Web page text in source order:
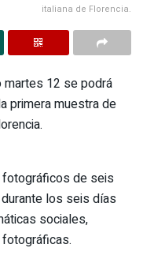
italiana de Florencia.​​
12 se podrá
primera muestra de
fotográficos de seis
los seis días
sociales,